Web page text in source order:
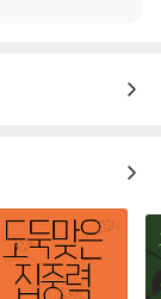
징병제가 남성중심
국가주의”라
적 병역거부자들
를 마비시키는 어
들에 의해 이단시
의 청년 신자들은
저버리는 배교자
야 하는 진퇴양난